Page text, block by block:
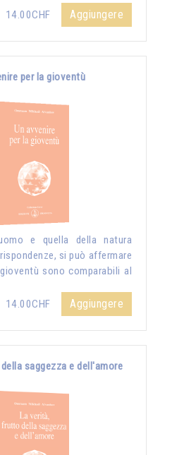
14.00CHF Aggiungere
per la gioventù
e quella della natura
si può affermare
sono comparabili al
14.00CHF
Aggiungere
saggezza e dell'amore